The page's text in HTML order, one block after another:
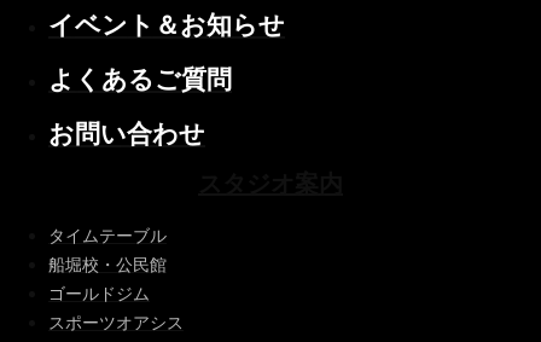
イベント＆お知らせ
よくあるご質問
お問い合わせ
タイムテーブル
船堀校・公民館
ゴールドジム
スポーツオアシス